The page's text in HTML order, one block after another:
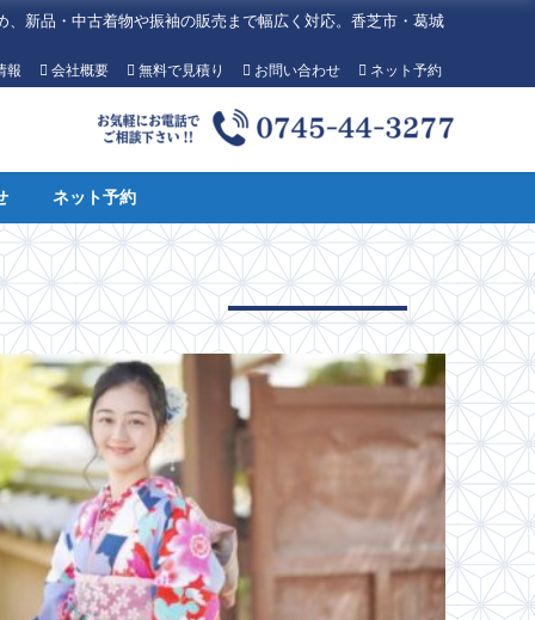
新品・中古着物や振袖の販売まで幅広く対応。香芝市・葛城
報 会社概要 無料で見積り お問い合わせ ネット予約
ネット予約